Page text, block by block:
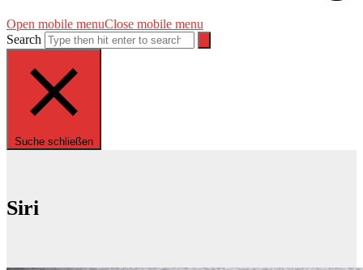
Open mobile menuClose mobile menu
Search
Suche schließen
Siri